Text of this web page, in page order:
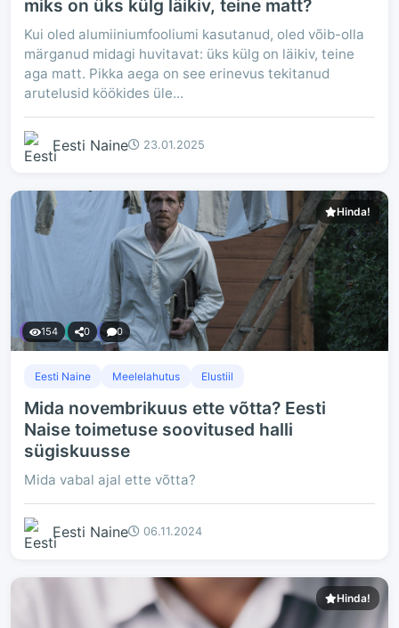
miks on üks külg läikiv, teine matt?
Kui oled alumiiniumfooliumi kasutanud, oled võib-olla
märganud midagi huvitavat: üks külg on läikiv, teine
aga matt. Pikka aega on see erinevus tekitanud
arutelusid köökides üle...
Eesti Naine 23.01.2025
Hinda!
154 0 0
Eesti Naine Meelelahutus Elustiil
Mida novembrikuus ette võtta? Eesti
Naise toimetuse soovitused halli
sügiskuusse
Mida vabal ajal ette võtta?
Eesti Naine 06.11.2024
Hinda!